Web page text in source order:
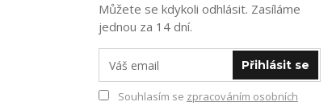
Můžete se kdykoli odhlásit. Zasíláme
jednou za 14 dní.
Přihlásit se
Souhlasím se zpracováním osobních